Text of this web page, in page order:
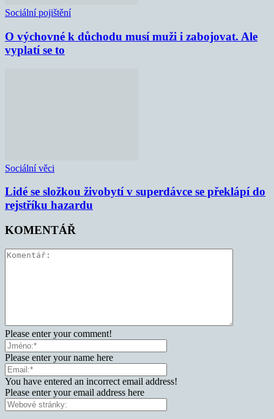
Sociální pojištění
O výchovné k důchodu musí muži i zabojovat. Ale
vyplatí se to
Sociální věci
Lidé se složkou živobytí v superdávce se překlápí do
rejstříku hazardu
KOMENTÁŘ
Please enter your comment!
Please enter your name here
You have entered an incorrect email address!
Please enter your email address here